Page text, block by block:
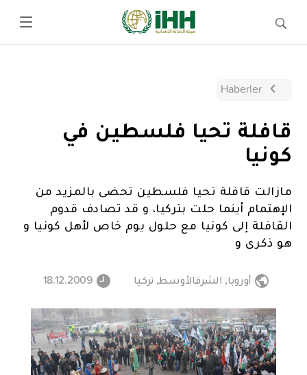
Haberler
قافلة تحيا فلسطين في
كونيا
مازالت قافلة تحيا فلسطين تحضى بالمزيد من
الإهتمام أينما حلت بتركيا، و قد تصادف قدوم
القافلة إلى كونيا مع حلول يوم خاص لأهل كونيا و
هو ذكرى و
أوروبا, الشرقالأوسط, تركيا 18.12.2009